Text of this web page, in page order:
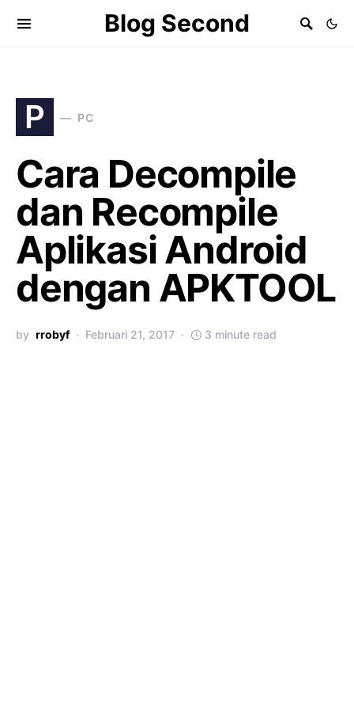
Blog Second
P PC
Cara Decompile
dan Recompile
Aplikasi Android
dengan APKTOOL
by rrobyf Februari 21, 2017 3 minute read